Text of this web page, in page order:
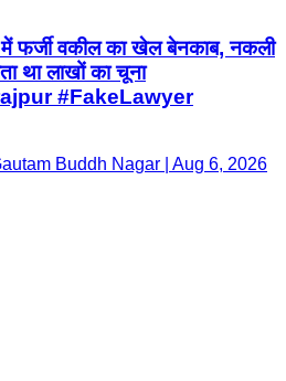
में फर्जी वकील का खेल बेनकाब, नकली
था लाखों का चूना
#FakeLawyer
Buddh Nagar | Aug 6, 2026